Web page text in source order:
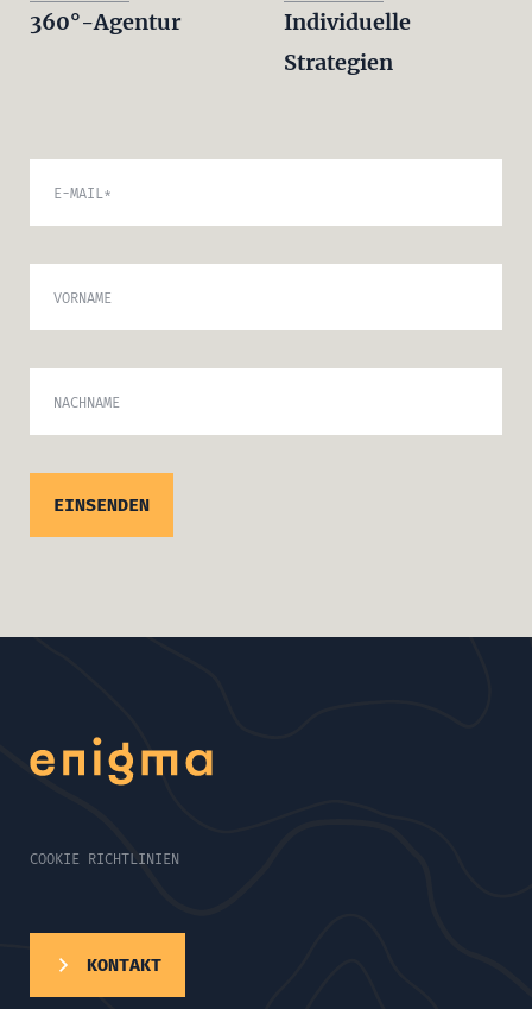
360°-Agentur
Individuelle
Strategien
E-MAIL*
VORNAME
NACHNAME
COOKIE RICHTLINIEN
KONTAKT